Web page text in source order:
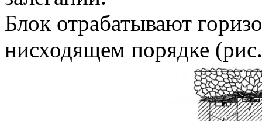
Блок отрабатывают
нисходящем порядке